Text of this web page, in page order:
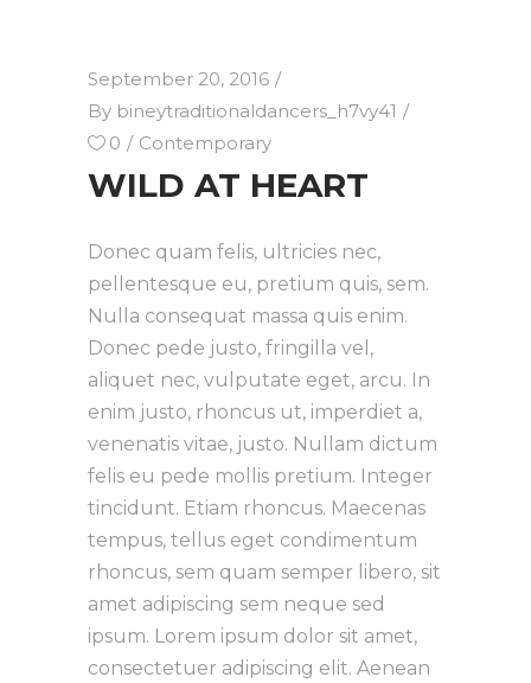
September 20, 2016
By bineytraditionaldancers_h7vy41
0
Contemporary
WILD AT HEART
Donec quam felis, ultricies nec,
pellentesque eu, pretium quis, sem.
Nulla consequat massa quis enim.
Donec pede justo, fringilla vel,
aliquet nec, vulputate eget, arcu. In
enim justo, rhoncus ut, imperdiet a,
venenatis vitae, justo. Nullam dictum
felis eu pede mollis pretium. Integer
tincidunt. Etiam rhoncus. Maecenas
tempus, tellus eget condimentum
rhoncus, sem quam semper libero, sit
amet adipiscing sem neque sed
ipsum. Lorem ipsum dolor sit amet,
consectetuer adipiscing elit. Aenean